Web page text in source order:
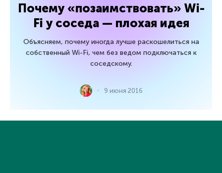
Почему «позаимствовать» Wi-
Fi у соседа — плохая идея
Объясняем, почему иногда лучше раскошелиться на
собственный Wi-Fi, чем без ведом подключаться к
соседскому.
9 июня 2016